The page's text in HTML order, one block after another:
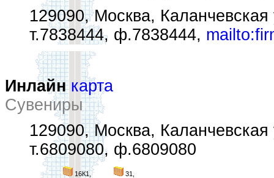
129090, Москва, Каланчевская
т.7838444, ф.7838444,
Инлайн карта
Сувениры
129090, Москва, Каланчевская
т.6809080, ф.6809080
16К1, 31,